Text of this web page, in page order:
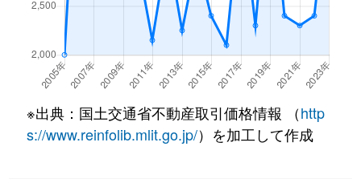
※出典：国土交通省不動産取引価格情報 （http
s://www.reinfolib.mlit.go.jp/）を加工して作成